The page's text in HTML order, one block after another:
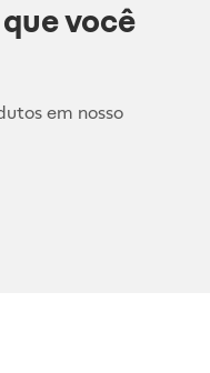
você
em nosso